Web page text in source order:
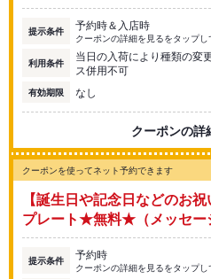
提示条件 予約時＆入店時
クーポンの詳細を見るをタップし
利用条件
当日の入荷により種類の変
ス併用不可
有効期限 なし
クーポンの詳
クーポンを使ってネット予約できます
【誕生日や記念日などのお
プレート★無料★（メッセー
提示条件 予約時
クーポンの詳細を見るをタップし